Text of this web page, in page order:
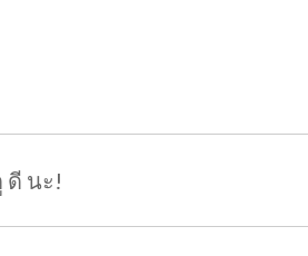
นะ!